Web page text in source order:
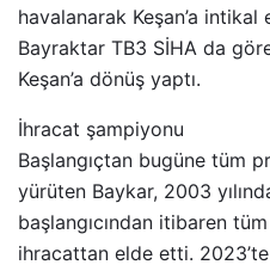
havalanarak Keşan’a
Bayraktar TB3 SİHA da
Keşan’a dönüş yaptı.
İhracat şampiyonu
Başlangıçtan bugüne tüm
yürüten Baykar, 2003
başlangıcından itibaren
ihracattan elde etti.